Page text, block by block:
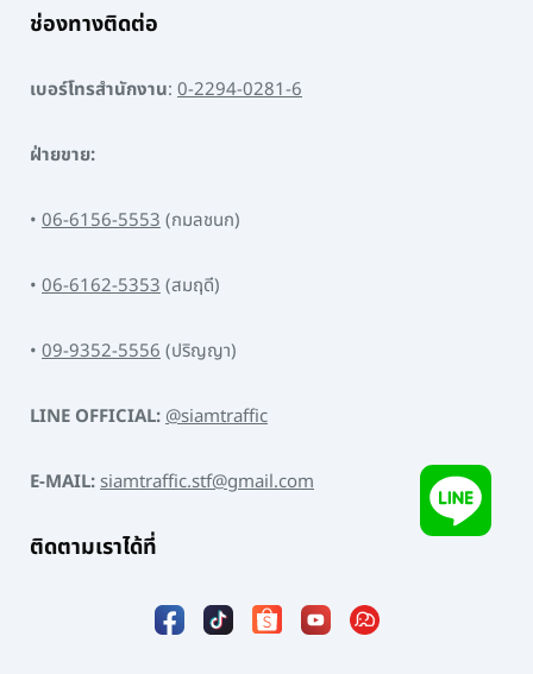
ช่องทางติดต่อ
เบอร์โทรสำนักงาน: 0-2294-0281-6
ฝ่ายขาย:
• 06-6156-5553 (กมลชนก)
• 06-6162-5353 (สมฤดี)
• 09-9352-5556 (ปริญญา)
LINE OFFICIAL: @siamtraffic
E-MAIL: siamtraffic.stf@gmail.com
ติดตามเราได้ที่